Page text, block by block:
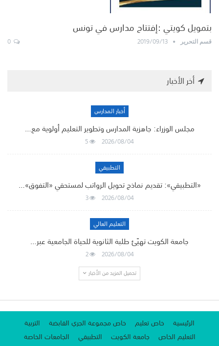
بتمويل كويتي :إفتتاح مدارس في تونس
قسم التحرير 2019/09/13
أخر الأخبار
أخبار المدارس
مجلس الوزراء: جاهزية المدارس وتطوير التعليم أولوية مع…
2026/08/04
5
التطبيقي
«التطبيقي»: تقديم نماذج تحويل الرواتب لمستحقي «التفوق»…
2026/08/04
3
التعليم العالي
جامعة الكويت تهيّئ طلبة الثانوية للحياة الجامعية عبر…
2026/08/04
2
تحميل المزيد من الأخبار
الرئيسية خاص تعليم خاص مجموعة الجري القابضة
التربية
التعليم الخاص
جامعة الكويت التطبيقي
الجامعات الخاصة